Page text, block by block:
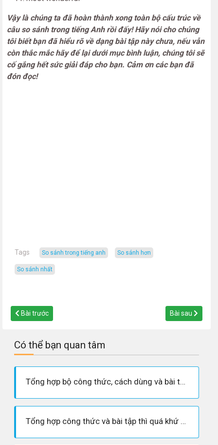
Vậy là chúng ta đã hoàn thành xong toàn bộ cấu trúc về
câu so sánh trong tiếng Anh rồi đấy! Hãy nói cho chúng
tôi biết bạn đã hiểu rõ về dạng bài tập này chưa, nếu vẫn
còn thắc mắc hãy để lại dưới mục bình luận, chúng tôi sẽ
cố gắng hết sức giải đáp cho bạn. Cảm ơn các bạn đã
đón đọc!
Tags so sánh trong tiếng anh so sánh hơn
so sánh nhất
Bài trước Bài sau
Có thể bạn quan tâm
Tổng hợp bộ công thức, cách dùng và bài tập áp dụng thì hiện tại đơn
Tổng hợp công thức và bài tập thì quá khứ hoàn thành - Past Perfect